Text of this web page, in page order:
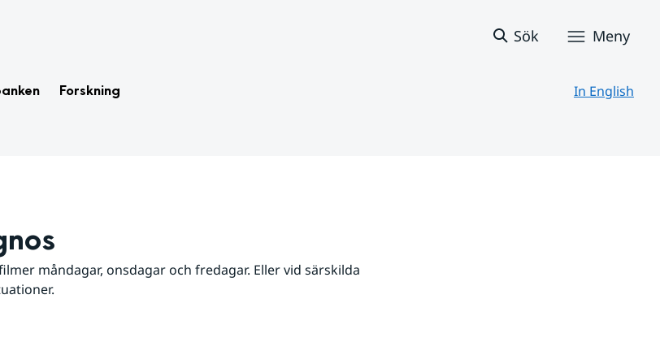
Sök Meny
Forskning In English
måndagar, onsdagar och fredagar. Eller vid särskilda